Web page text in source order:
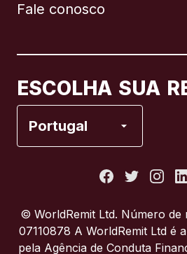
Fale conosco
ESCOLHA SUA
Portugal
Itália
© WorldRemit Ltd. Número de
07110878 A WorldRemit Ltd é
pela Agência de Conduta